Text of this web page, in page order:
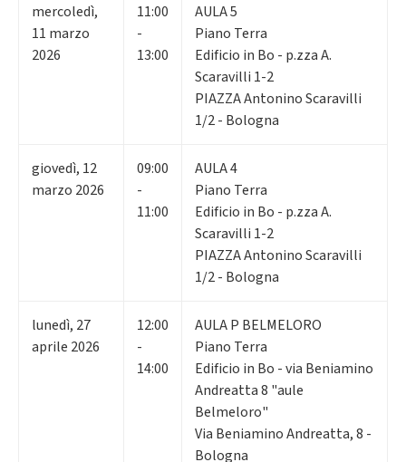
mercoledì,
11 marzo
2026
11:00
-
13:00
AULA 5
Piano Terra
Edificio in Bo - p.zza A.
Scaravilli 1-2
PIAZZA Antonino Scaravilli
1/2 - Bologna
giovedì, 12
marzo 2026
09:00
-
11:00
AULA 4
Piano Terra
Edificio in Bo - p.zza A.
Scaravilli 1-2
PIAZZA Antonino Scaravilli
1/2 - Bologna
lunedì, 27
aprile 2026
12:00
-
14:00
AULA P BELMELORO
Piano Terra
Edificio in Bo - via Beniamino
Andreatta 8 "aule
Belmeloro"
Via Beniamino Andreatta, 8 -
Bologna